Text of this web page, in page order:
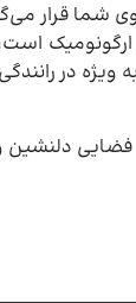
شما قرار
است،
ویژه در
فضایی